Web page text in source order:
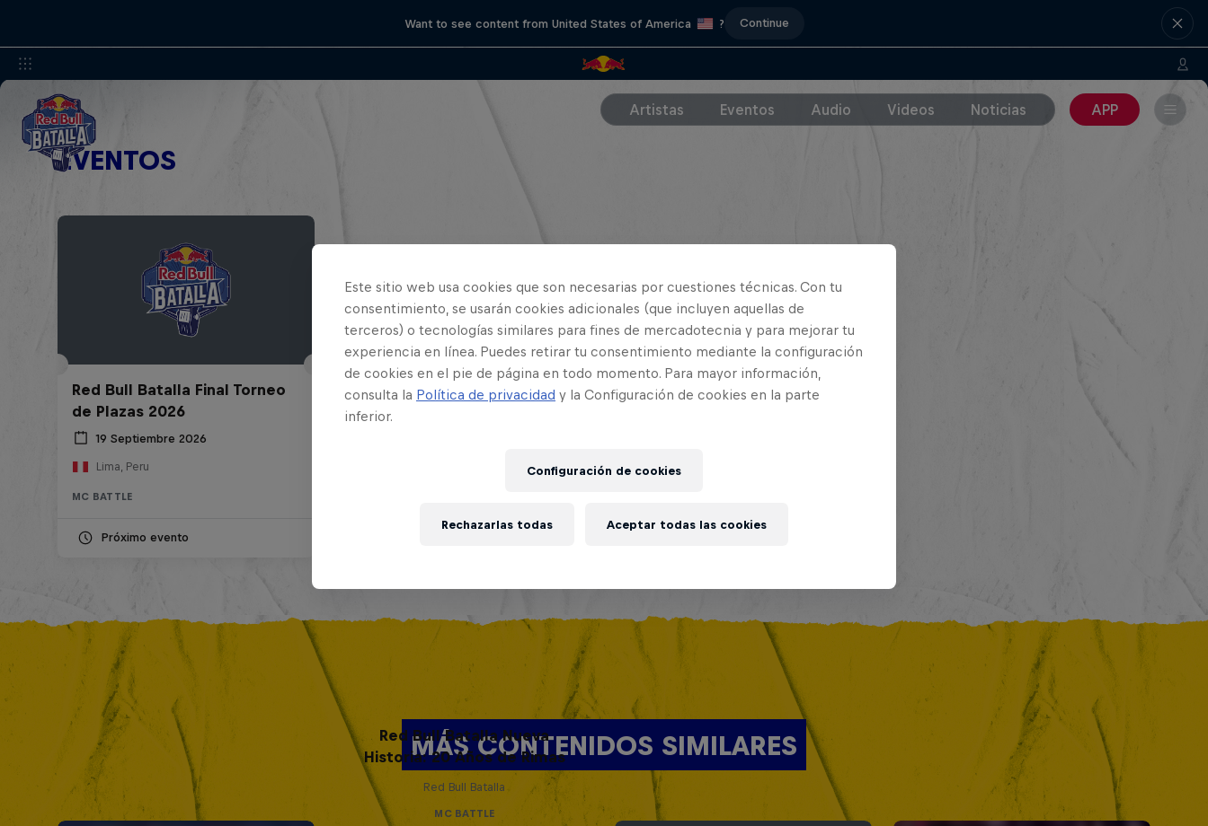
Want to see content from United States of America ? Continue
Artistas Eventos Audio Videos Noticias APP
EVENTOS
Red Bull Batalla Final Torneo
de Plazas 2026
19 Septiembre 2026
Lima, Peru
MC BATTLE
Próximo evento
MÁS CONTENIDOS SIMILARES
Red Bull Batalla Nueva
Historia: 20 Años de Rimas
Red Bull Batalla
MC BATTLE
Este sitio web usa cookies que son necesarias por cuestiones técnicas. Con tu
consentimiento, se usarán cookies adicionales (que incluyen aquellas de
terceros) o tecnologías similares para fines de mercadotecnia y para mejorar tu
experiencia en línea. Puedes retirar tu consentimiento mediante la configuración
de cookies en el pie de página en todo momento. Para mayor información,
consulta la Política de privacidad y la Configuración de cookies en la parte
inferior.
Configuración de cookies
Rechazarlas todas Aceptar todas las cookies